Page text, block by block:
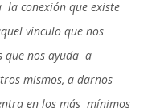
la conexión que existe
vínculo que nos
que nos ayuda a
mismos, a darnos
en los más mínimos